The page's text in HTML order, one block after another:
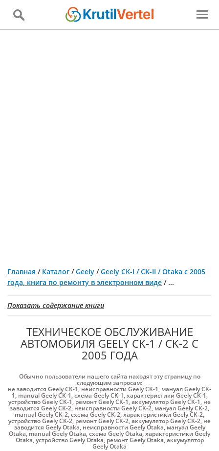
Главная / Каталог /Geely /Geely CK-I / CK-II / Otaka с 2005
года, книга по ремонту в электронном виде / ...
Показать содержание книги
ТЕХНИЧЕСКОЕ ОБСЛУЖИВАНИЕ
АВТОМОБИЛЯ GEELY CK-1 / CK-2 С
2005 ГОДА
Обычно пользователи нашего сайта находят эту страницу по
следующим запросам:
не заводится Geely CK-1, неисправности Geely CK-1, мануал Geely CK-
1, manual Geely CK-1,схема Geely CK-1,характеристики Geely CK-1,
устройство Geely CK-1, ремонт Geely CK-1,аккумулятор Geely CK-1, не
заводится Geely CK-2, неисправности Geely CK-2, мануал Geely CK-2,
manual Geely CK-2,схема Geely CK-2,характеристики Geely CK-2,
устройство Geely CK-2, ремонт Geely CK-2,аккумулятор Geely CK-2, не
заводится Geely Otaka, неисправности Geely Otaka,мануал Geely
Otaka, manual Geely Otaka,схема Geely Otaka,характеристики Geely
Otaka,устройство Geely Otaka, ремонт Geely Otaka,аккумулятор
Geely Otaka